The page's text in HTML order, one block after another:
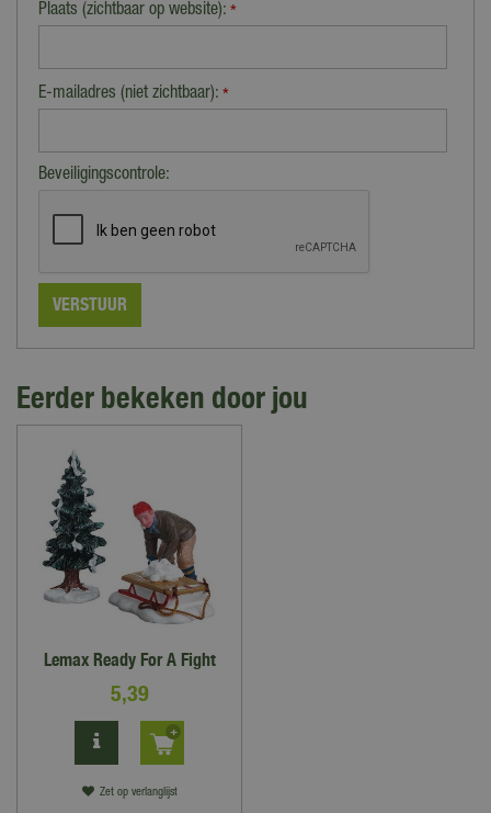
Plaats (zichtbaar op website): *
E-mailadres (niet zichtbaar): *
Beveiligingscontrole:
Eerder bekeken door jou
Lemax Ready For A Fight
5,39
Zet op verlanglijst